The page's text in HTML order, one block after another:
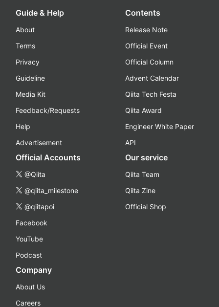
Guide & Help
About
Terms
Privacy
Guideline
Media Kit
Feedback/Requests
Help
Advertisement
Contents
Release Note
Official Event
Official Column
Advent Calendar
Qiita Tech Festa
Qiita Award
Engineer White Paper
API
Official Accounts
@Qiita
@qiita_milestone
@qiitapoi
Facebook
YouTube
Podcast
Our service
Qiita Team
Qiita Zine
Official Shop
Company
About Us
Careers